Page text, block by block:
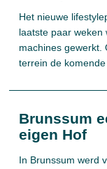
Het nieuwe
laatste paar
machines gewerkt.
terrein de
Brunssum
eigen Hof
In Brunssum werd